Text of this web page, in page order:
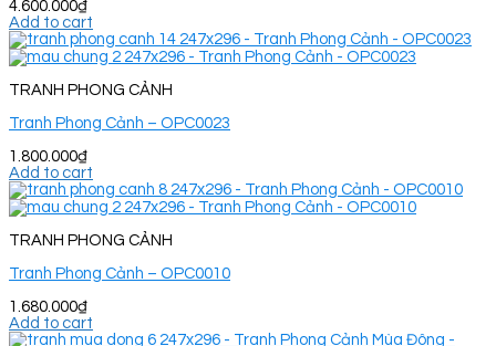
4.600.000₫
Add to cart
TRANH PHONG CẢNH
Tranh Phong Cảnh – OPC0023
1.800.000₫
Add to cart
TRANH PHONG CẢNH
Tranh Phong Cảnh – OPC0010
1.680.000₫
Add to cart